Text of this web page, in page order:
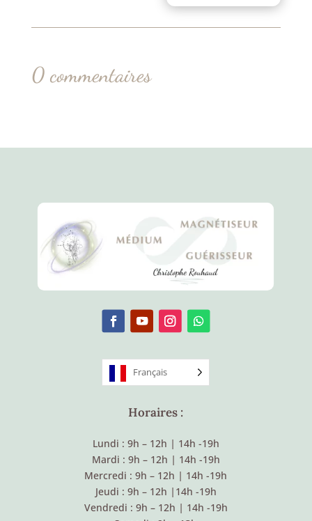
0 commentaires
Français
Horaires :
Lundi : 9h – 12h | 14h -19h
Mardi : 9h – 12h | 14h -19h
Mercredi : 9h – 12h | 14h -19h
Jeudi : 9h – 12h | 14h -19h
Vendredi : 9h – 12h | 14h -19h